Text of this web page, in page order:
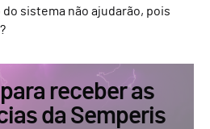
sistema não ajudarão, pois
receber as
da Semperis